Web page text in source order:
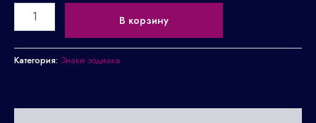
В корзину
Категория: Знаки зодиака